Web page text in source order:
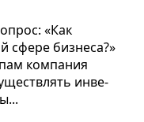
«Как
сфере биз­неса?»
ком­па­ния
инве­